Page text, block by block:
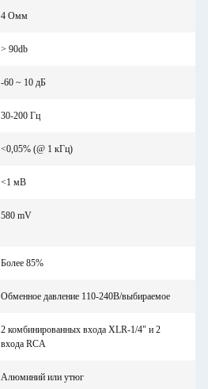
4 Омм
> 90db
-60 ~ 10 дБ
30-200 Гц
<0,05% (@ 1 кГц)
<1 мВ
580 mV
Более 85%
Обменное давление 110-240В/выбираемое
2 комбинированных входа XLR-1/4" и 2
входа RCA
Алюминий или утюг